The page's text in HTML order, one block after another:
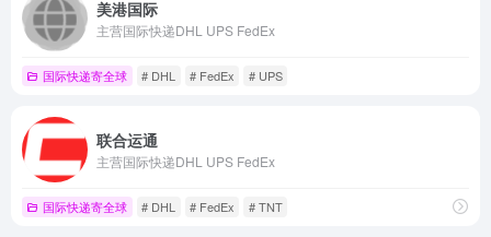
美港国际
主营国际快递DHL UPS FedEx
国际快递寄全球 # DHL # FedEx # UPS
联合运通
主营国际快递DHL UPS FedEx
国际快递寄全球 # DHL # FedEx # TNT